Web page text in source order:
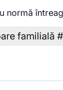
normă
familială